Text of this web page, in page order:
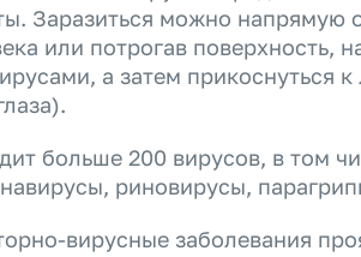
Заразиться можно напрямую
или потрогав поверхность,
а затем прикоснуться к
больше 200 вирусов, в том
риновирусы,
вирусные заболевания